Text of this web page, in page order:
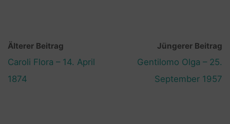
Älterer Beitrag
Caroli Flora – 14. April
1874
Jüngerer Beitrag
Gentilomo Olga – 25.
September 1957